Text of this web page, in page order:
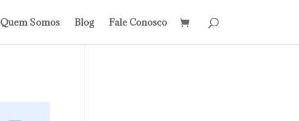
Quem Somos Blog Fale Conosco